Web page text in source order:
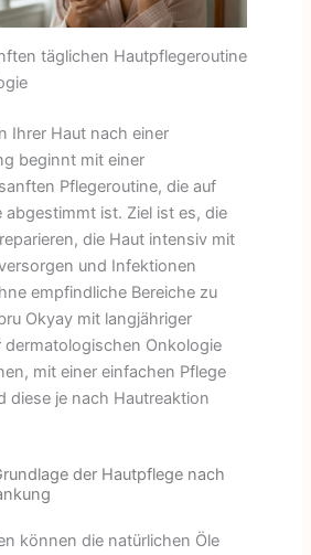
täglichen Hautpflegeroutine
Ihrer Haut nach einer
beginnt mit einer
Pflegeroutine, die auf
abgestimmt ist. Ziel ist es, die
die Haut intensiv mit
und Infektionen
empfindliche Bereiche zu
Okyay mit langjähriger
dermatologischen Onkologie
mit einer einfachen Pflege
diese je nach Hautreaktion
der Hautpflege nach
können die natürlichen Öle